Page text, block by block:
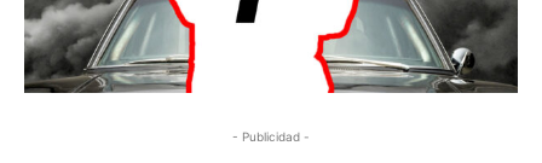
- Publicidad -